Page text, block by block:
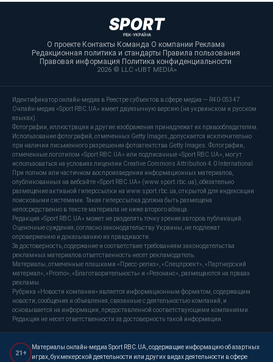
О проекте·Контакты·Команда·О компании·Реклама·
Редакционная политика и стандарты·Правила пользования·
Правовая информация·Политика конфиденциальности·
2026 © LLC «UBT MEDIA»
Идентификатор онлайн-медиа в Реестре субъектов в сфере медиа — R40-05347
Онлайн-медиа «Sport RBC.UA» имеет двуязычную версию (на украинском и русском
языках).
Фотографии, иллюстрации и другие изображения принадлежат их правообладателям.
Использование фотографий, отмеченных Getty Images, допускается исключительно
при наличии письменного разрешения фотоагентства Getty Images. Фотографии,
отмеченные логотипом «Sport RBC.UA» или подписанные «Sport RBC.UA», могут
использоваться на условиях лицензии Creative Commons Attribution 4.0 International.
При полном или частичном воспроизведении информационных материалов,
опубликованных на вебсайте «Sport RBC.UA» (www.sport.rbc.ua), обязательно
размещение активной гиперссылки на www.sport.rbc.ua, открытой для индексации
поисковыми системами. Такая гиперссылка должна быть размещена
непосредственно в тексте материала не ниже второго абзаца.
Редакция «Sport RBC.UA» может не разделять точку зрения авторов публикаций.
Оценочные суждения, согласно законодательству Украины, не подлежат
опровержению и доказыванию их правдивости.
За достоверность, содержание и соответствие требованиям законодательства
рекламных материалов ответственность несет рекламодатель.
Материалы, отмеченные плашками «Пресс-релиз», «Спецпроект», «Партнерский
материал», «Promo», «Благотворительность» и «Резонанс», размещаются на правах
рекламы.
Рубрика «Новости компании» является информационным форматом, содержащим
новости, сообщения и объявления, связанные с деятельностью компаний, и
основывается на информации, предоставленной соответствующими компаниями.
Редакция не несет ответственности за достоверность такой информации.
21+
Материалы онлайн-медиа Sport RBC.UA, содержащие информацию об азартных
играх, букмекерской деятельности или других видах деятельности в сфере